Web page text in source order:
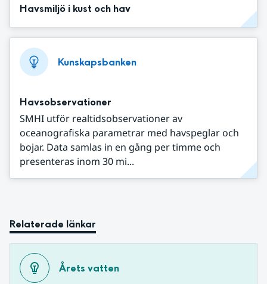
Havsmiljö i kust och hav
Kunskapsbanken
Havsobservationer
SMHI utför realtidsobservationer av
oceanografiska parametrar med havspeglar och
bojar. Data samlas in en gång per timme och
presenteras inom 30 mi...
Relaterade länkar
Årets vatten